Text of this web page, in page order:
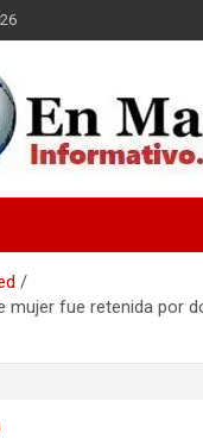
mujer fue retenida por